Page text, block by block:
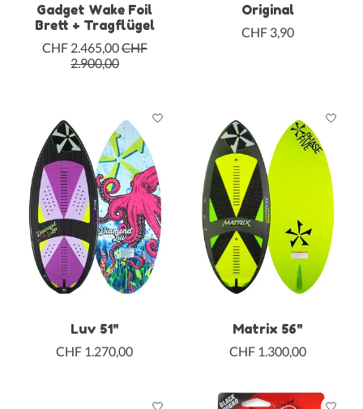
Gadget Wake Foil
Brett + Tragflügel
CHF 2.465,00CHF
2.900,00
Original
CHF 3,90
Luv 51"
CHF 1.270,00
Matrix 56"
CHF 1.300,00